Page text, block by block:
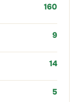
160
9
14
5